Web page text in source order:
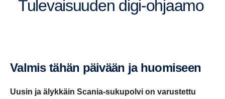
Tulevaisuuden digi-ohjaamo
Valmis tähän päivään ja huomi­seen
Uusin ja älykkäin Scania-sukupolvi on varustettu